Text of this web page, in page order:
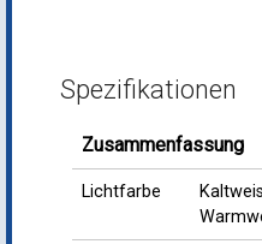
Spezifikationen
Zusammenfassung
Lichtfarbe